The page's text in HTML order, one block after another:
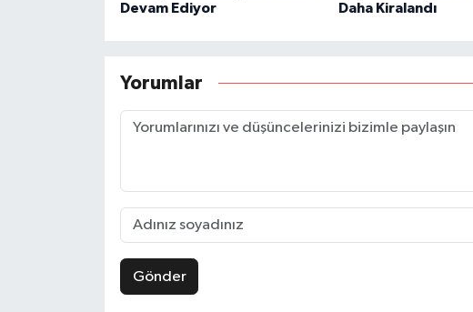
Devam Ediyor
Daha Kiralandı
Yorumlar
Gönder